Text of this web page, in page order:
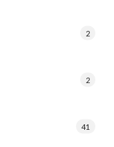
2
2
41